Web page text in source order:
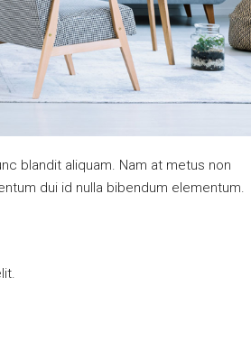
blandit aliquam. Nam at metus non
dui id nulla bibendum elementum.